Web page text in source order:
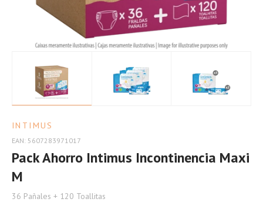
INTIMUS
EAN: 5607283971017
Pack Ahorro Intimus Incontinencia Maxi
M
36 Pañales + 120 Toallitas